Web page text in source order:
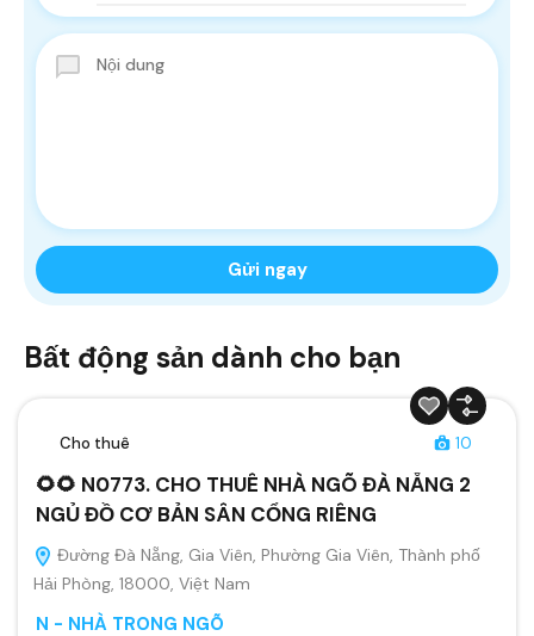
Bất động sản dành cho bạn
Cho thuê 10
🌻🌻 N0773. CHO THUÊ NHÀ NGÕ ĐÀ NẴNG 2
NGỦ ĐỒ CƠ BẢN SÂN CỔNG RIÊNG
Đường Đà Nẵng, Gia Viên, Phường Gia Viên, Thành phố
Hải Phòng, 18000, Việt Nam
N - NHÀ TRONG NGÕ